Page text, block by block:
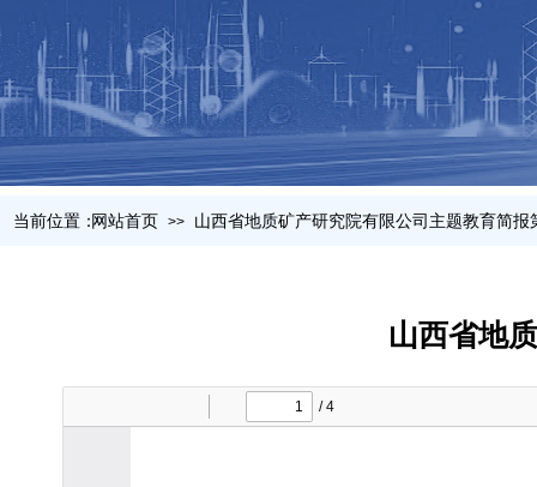
当前位置：网站首页 >> 山西省地质矿产研究院有限公司主题教育简报
山西省地